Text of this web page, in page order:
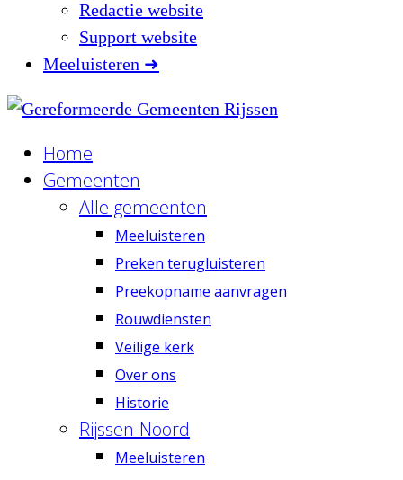
Redactie website
Support website
Meeluisteren ➜
Home
Gemeenten
Alle gemeenten
Meeluisteren
Preken terugluisteren
Preekopname aanvragen
Rouwdiensten
Veilige kerk
Over ons
Historie
Rijssen-Noord
Meeluisteren